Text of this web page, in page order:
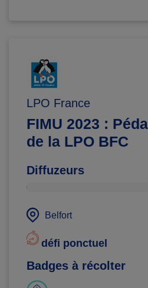
LPO France
FIMU 2023 :
de la LPO BFC
Diffuzeurs
Belfort
défi ponctuel
Badges à récolter